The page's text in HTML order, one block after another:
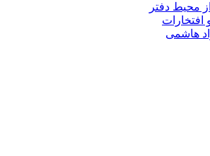
محیط دفتر
افتخارات
هاشمی